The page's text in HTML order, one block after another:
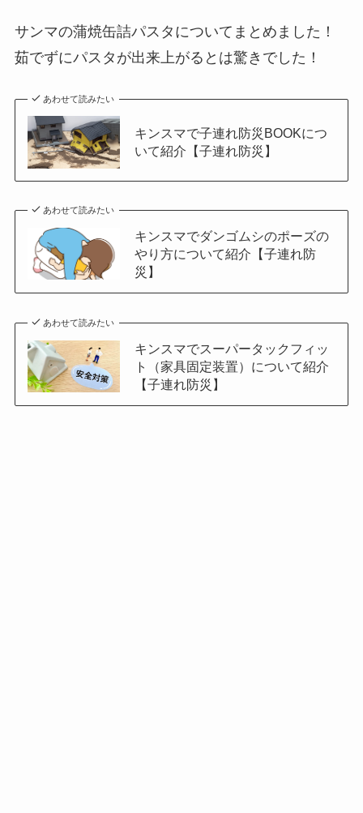
サンマの蒲焼缶詰パスタについてまとめました！
茹でずにパスタが出来上がるとは驚きでした！
あわせて読みたい
キンスマで子連れ防災BOOKにつ
いて紹介【子連れ防災】
あわせて読みたい
キンスマでダンゴムシのポーズの
やり方について紹介【子連れ防
災】
あわせて読みたい
キンスマでスーパータックフィッ
ト（家具固定装置）について紹介
【子連れ防災】